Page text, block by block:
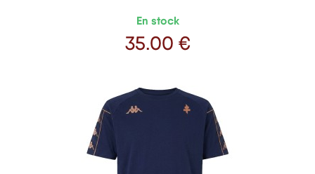
En stock
Prix
35.00 €